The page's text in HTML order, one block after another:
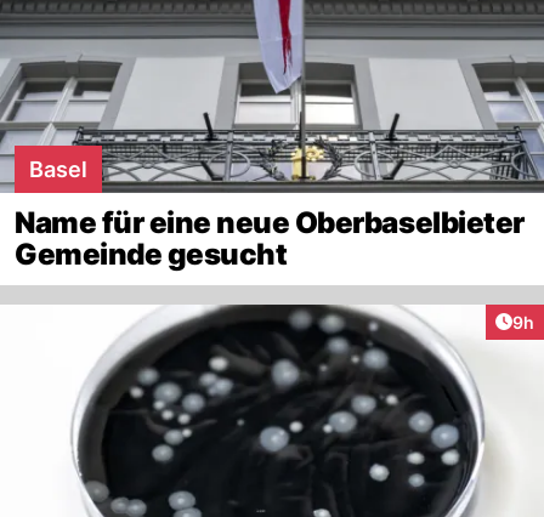
Basel
Name für eine neue Oberbaselbieter
Gemeinde gesucht
9h